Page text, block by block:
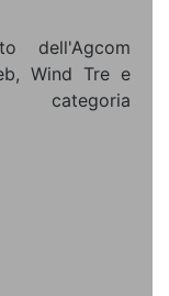
dell'Agcom
Wind Tre e